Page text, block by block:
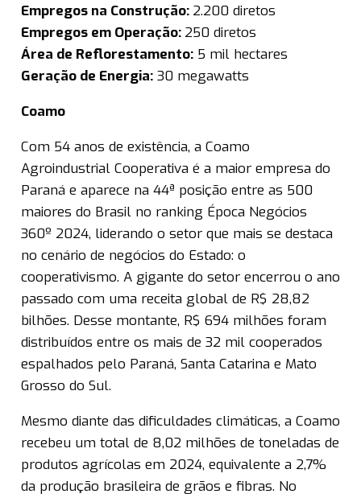
Empregos na Construção: 2.200 diretos
Empregos em Operação: 250 diretos
Área de Reflorestamento: 5 mil hectares
Geração de Energia: 30 megawatts
Coamo
Com 54 anos de existência, a Coamo
Agroindustrial Cooperativa é a maior empresa do
Paraná e aparece na 44ª posição entre as 500
maiores do Brasil no ranking Época Negócios
360º 2024, liderando o setor que mais se destaca
no cenário de negócios do Estado: o
cooperativismo. A gigante do setor encerrou o ano
passado com uma receita global de R$ 28,82
bilhões. Desse montante, R$ 694 milhões foram
distribuídos entre os mais de 32 mil cooperados
espalhados pelo Paraná, Santa Catarina e Mato
Grosso do Sul.
Mesmo diante das dificuldades climáticas, a Coamo
recebeu um total de 8,02 milhões de toneladas de
produtos agrícolas em 2024, equivalente a 2,7%
da produção brasileira de grãos e fibras. No